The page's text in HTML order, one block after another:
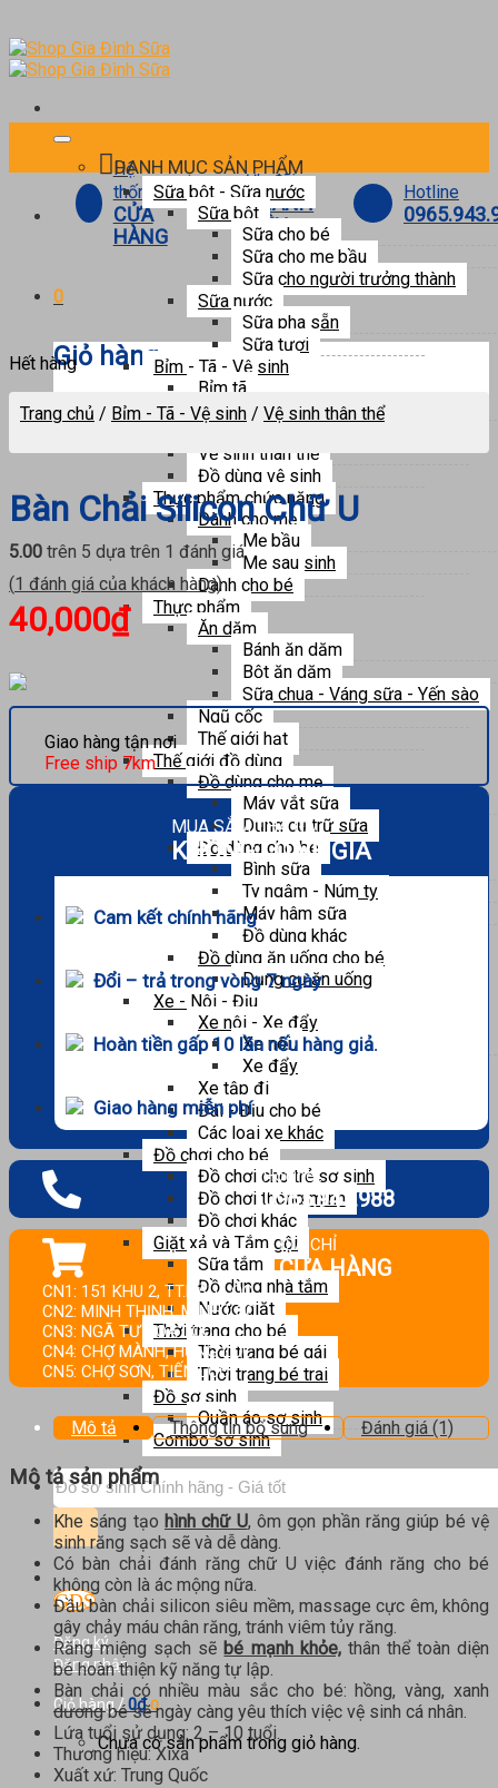
to
content
Hệ
thống
CỬA
HÀNG
Ưu đãi
THÀNH
VIÊN
Hotline
0
Giỏ hàng
Chưa có sản phẩm trong giỏ hàng.
DANH MỤC SẢN PHẨM
Sữa bột - Sữa nước
Sữa bột
Sữa cho bé
Sữa cho mẹ bầu
Sữa cho người trưởng thành
Sữa nước
Sữa pha sẵn
Sữa tươi
Bỉm - Tã - Vệ sinh
Bỉm tã
Dành cho bé
Vệ sinh thân thể
Đồ dùng vệ sinh
Thực phẩm chức năng
Dành cho mẹ
Mẹ bầu
Mẹ sau sinh
Dành cho bé
Thực phẩm
Ăn dặm
Bánh ăn dặm
Bột ăn dặm
Sữa chua - Váng sữa - Yến sào
Ngũ cốc
Thế giới hạt
Thế giới đồ dùng
Đồ dùng cho mẹ
Máy vắt sữa
Dụng cụ trữ sữa
Đồ dùng cho bé
Bình sữa
Ty ngậm - Núm ty
Máy hâm sữa
Đồ dùng khác
Đồ dùng ăn uống cho bé
Dụng cụ ăn uống
Xe - Nôi - Địu
Xe nôi - Xe đẩy
Xe nôi
Xe đẩy
Xe tập đi
Đai - Địu cho bé
Các loại xe khác
Đồ chơi cho bé
Đồ chơi cho trẻ sơ sinh
Đồ chơi thông minh
Đồ chơi khác
Giặt xả và Tắm gội
Sữa tắm
Đồ dùng nhà tắm
Nước giặt
Thời trang cho bé
Thời trang bé gái
Thời trang bé trai
Đồ sơ sinh
Quần áo sơ sinh
Combo sơ sinh
Tìm
kiếm:
Đăng ký
Đăng nhập
Giỏ hàng /0₫ 0
Chưa có sản phẩm trong giỏ hàng.
Trang chủ / Bỉm - Tã - Vệ sinh / Vệ sinh thân thể
Bàn Chải Silicon Chữ U
5.00 trên 5 dựa trên 1 đánh giá
(1 đánh giá của khách hàng)
40,000₫
Hết hàng
Giao hàng tận nơi
Free ship 7km
MUA SẮM THẢ GA
KHÔNG LO VỀ GIÁ
Cam kết chính hãng
Đổi – trả trong vòng 7 ngày
Hoàn tiền gấp 10 lần nếu hàng giả.
Giao hàng miễn phí
Hotline :
0965.943.988
ĐỊA CHỈ
CỬA HÀNG
CN1: 151 KHU 2, TT.HẬU LỘC.
CN2: MINH THỊNH, MINH LỘC.
CN3: NGÃ TƯ HOA LỘC.
CN4: CHỢ MÀNH, HƯNG LỘC.
CN5: CHỢ SƠN, TIẾN LỘC.
Mô tả Thông tin bổ sung Đánh giá (1)
Mô tả sản phẩm
Khe sáng tạo hình chữ U, ôm gọn phần răng giúp bé vệ
sinh răng sạch sẽ và dễ dàng.
Có bàn chải đánh răng chữ U việc đánh răng cho bé
không còn là ác mộng nữa.
Đầu bàn chải silicon siêu mềm, massage cực êm, không
gây chảy máu chân răng, tránh viêm tủy răng.
Răng miệng sạch sẽ bé mạnh khỏe,thân thể toàn diện
bé hoàn thiện kỹ năng tự lập.
Bàn chải có nhiều màu sắc cho bé: hồng, vàng, xanh
dương bé sẽ ngày càng yêu thích việc vệ sinh cá nhân.
Lứa tuổi sử dụng: 2 – 10 tuổi.
Thương hiệu: Xixa
Xuất xứ: Trung Quốc